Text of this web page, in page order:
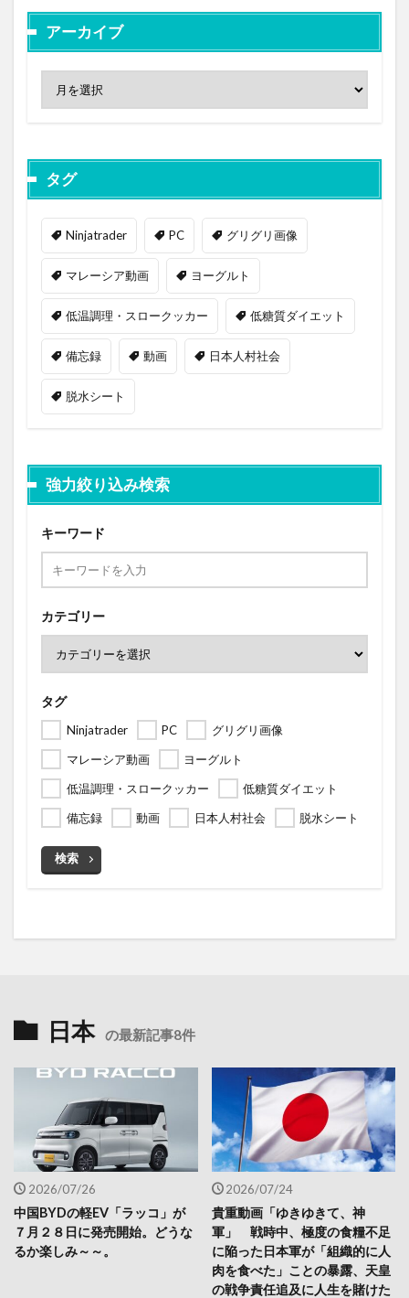
アーカイブ
タグ
Ninjatrader PC グリグリ画像
マレーシア動画 ヨーグルト
低温調理・スロークッカー 低糖質ダイエット
備忘録 動画 日本人村社会
脱水シート
強力絞り込み検索
キーワード
カテゴリー
タグ
Ninjatrader PC
グリグリ画像
マレーシア動画
ヨーグルト
低温調理・スロークッカー
低糖質ダイエット
備忘録
動画 日本人村社会 脱水シート
検索
日本 の最新記事8件
2026/07/26
中国BYDの軽EV「ラッコ」が
７月２８日に発売開始。どうな
るか楽しみ～～。
2026/07/24
貴重動画「ゆきゆきて、神
軍」 戦時中、極度の食糧不足
に陥った日本軍が「組織的に人
肉を食べた」ことの暴露、天皇
の戦争責任追及に人生を賭けた